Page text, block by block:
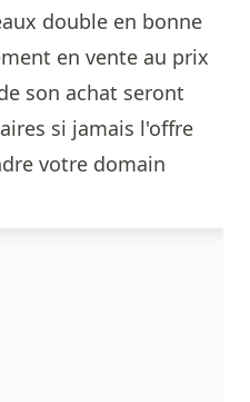
double en bonne
en vente au prix
son achat seront
si jamais l'offre
votre domain